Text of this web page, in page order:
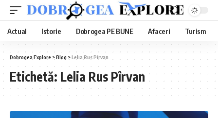
Actual Istorie Dobrogea PE BUNE Afaceri Turism
Dobrogea Explore >Blog >Lelia Rus Pîrvan
Etichetă: Lelia Rus Pîrvan